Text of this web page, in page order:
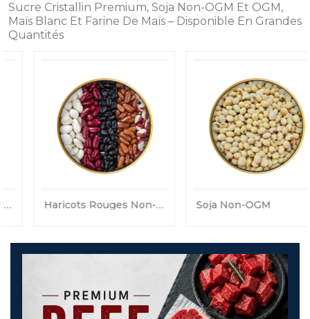
Sucre Cristallin Premium, Soja Non-OGM Et OGM,
Maïs Blanc Et Farine De Maïs – Disponible En Grandes
Quantités
Haricots Rouges Non-OGM Soja Non-OGM